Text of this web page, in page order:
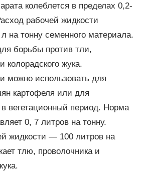
колеблется в пределах 0,2-
рабочей жидкости
на тонну семенного материала.
борьбы против тли,
колорадского жука.
можно использовать для
картофеля или для
вегетационный период. Норма
0, 7 литров на тонну.
жидкости — 100 литров на
тлю, проволочника и